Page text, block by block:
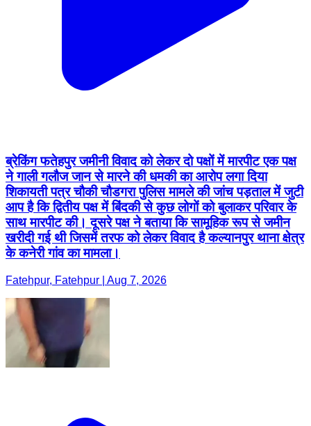
ब्रेकिंग फतेहपुर जमीनी विवाद को लेकर दो पक्षों में मारपीट एक पक्ष
ने गाली गलौज जान से मारने की धमकी का आरोप लगा दिया
शिकायती पत्र चौकी चौडगरा पुलिस मामले की जांच पड़ताल में जुटी
आप है कि द्वितीय पक्ष में बिंदकी से कुछ लोगों को बुलाकर परिवार के
साथ मारपीट की। दूसरे पक्ष ने बताया कि सामूहिक रूप से जमीन
खरीदी गई थी जिसमें तरफ को लेकर विवाद है कल्यानपुर थाना क्षेत्र
के कनेरी गांव का मामला।
Fatehpur, Fatehpur | Aug 7, 2026